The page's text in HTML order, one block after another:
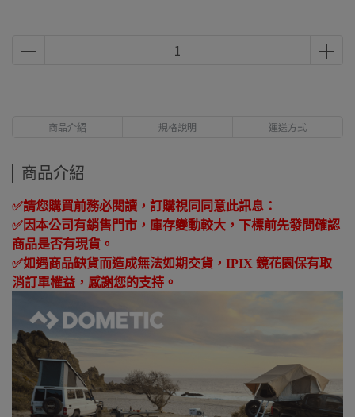
商品介紹 規格說明 運送方式
商品介紹
✅請您購買前務必閱讀，訂購視同同意此訊息：
✅因本公司有銷售門市，庫存變動較大，下標前先發問確認
商品是否有現貨。
✅如遇商品缺貨而造成無法如期交貨， IPIX 鏡花園保有取
消訂單權益，感謝您的支持。